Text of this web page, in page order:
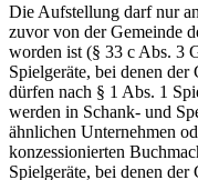
Die Aufstellung darf nur
zuvor von der Gemeinde
worden ist (§ 33 c Abs. 3
Spielgeräte, bei denen
dürfen nach § 1 Abs. 1
werden in Schank- und
ähnlichen Unternehmen
konzessionierten
Spielgeräte, bei denen